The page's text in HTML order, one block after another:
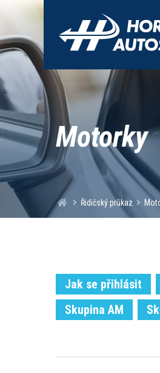
Motorky
Řidičský průkaz
Jak se přihlásit
Skupina AM